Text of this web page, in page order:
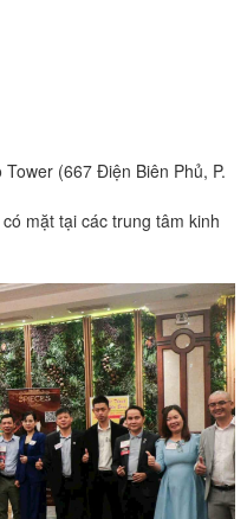
(667 Điện Biên Phủ, P.
mặt tại các trung tâm kinh